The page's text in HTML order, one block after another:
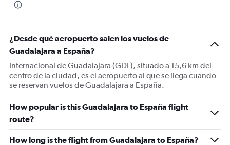
¿Desde qué aeropuerto salen los vuelos de
Guadalajara a España?
Internacional de Guadalajara (GDL), situado a 15,6 km del
centro de la ciudad, es el aeropuerto al que se llega cuando
se reservan vuelos de Guadalajara a España.
How popular is this Guadalajara to España flight
route?
How long is the flight from Guadalajara to España?